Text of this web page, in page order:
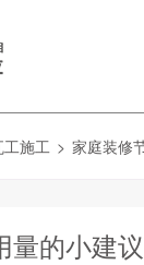
工施工 > 家庭装修
量的小建议